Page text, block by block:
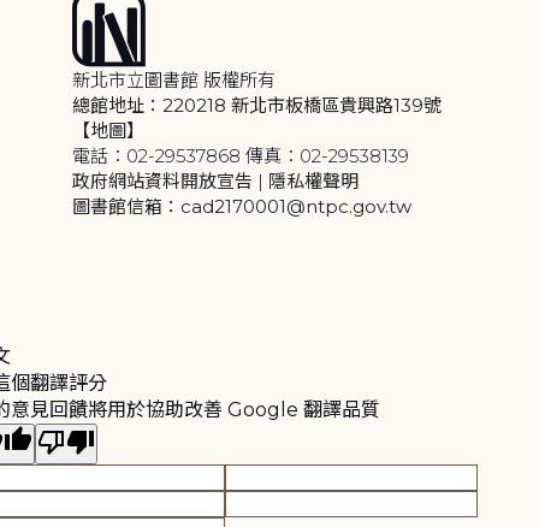
新北市立圖書館 版權所有
總館地址：220218 新北市板橋區貴興路139號
【地圖】
電話：02-29537868 傳真：02-29538139
政府網站資料開放宣告 | 隱私權聲明
圖書館信箱：cad2170001@ntpc.gov.tw
個翻譯評分
意見回饋將用於協助改善 Google 翻譯品質